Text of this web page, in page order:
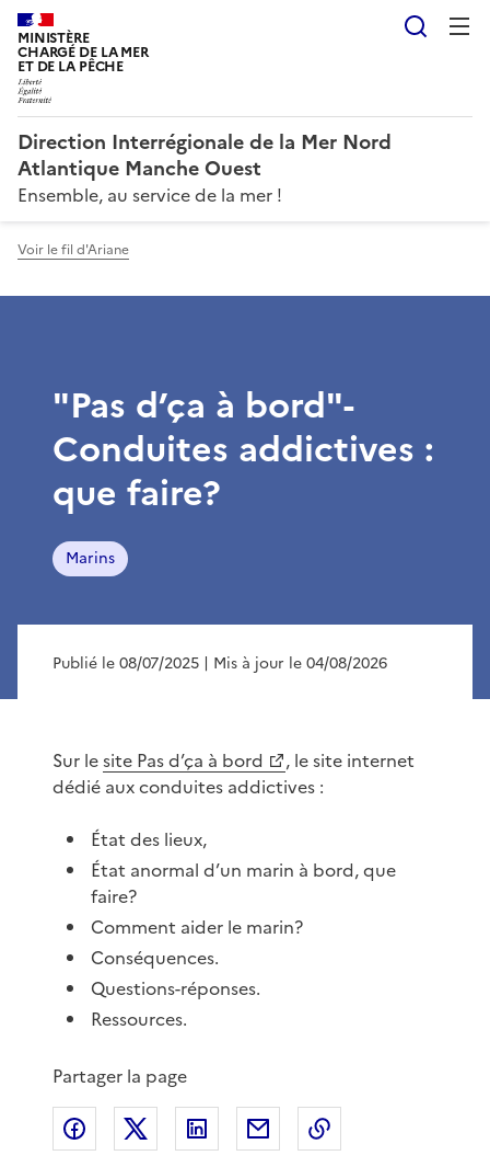
MINISTÈRE
CHARGÉ DE LA MER
ET DE LA PÊCHE
Direction Interrégionale de la Mer Nord
Atlantique Manche Ouest
Ensemble, au service de la mer !
Voir le fil d'Ariane
"Pas d’ça à bord"-
Conduites addictives :
que faire?
Marins
Publié le 08/07/2025 | Mis à jour le 04/08/2026
Sur lesite Pas d’ça à bord
, le site internet
dédié aux conduites addictives :
État des lieux,
État anormal d’un marin à bord, que
faire?
Comment aider le marin?
Conséquences.
Questions-réponses.
Ressources.
Partager la page
Partager sur Facebook
Partager sur XPartager sur LinkedIn
Partager par email